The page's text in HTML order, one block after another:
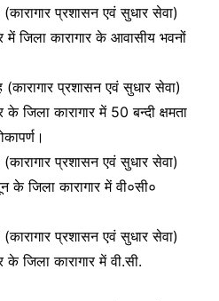
प्रशासन एवं सुधार सेवा)
में जिला कारागार के आवासीय भवनों
प्रशासन एवं सुधार सेवा)
के जिला कारागार में 50 बन्दी क्षमता
प्रशासन एवं सुधार सेवा)
के जिला कारागार में वी०सी०
प्रशासन एवं सुधार सेवा)
के जिला कारागार में वी.सी.